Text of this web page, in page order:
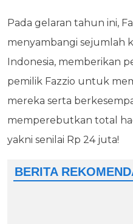
Pada gelaran tahun ini,
menyambangi sejumlah
Indonesia, memberikan
pemilik Fazzio untuk
mereka serta
memperebutkan total
yakni senilai Rp 24 juta!